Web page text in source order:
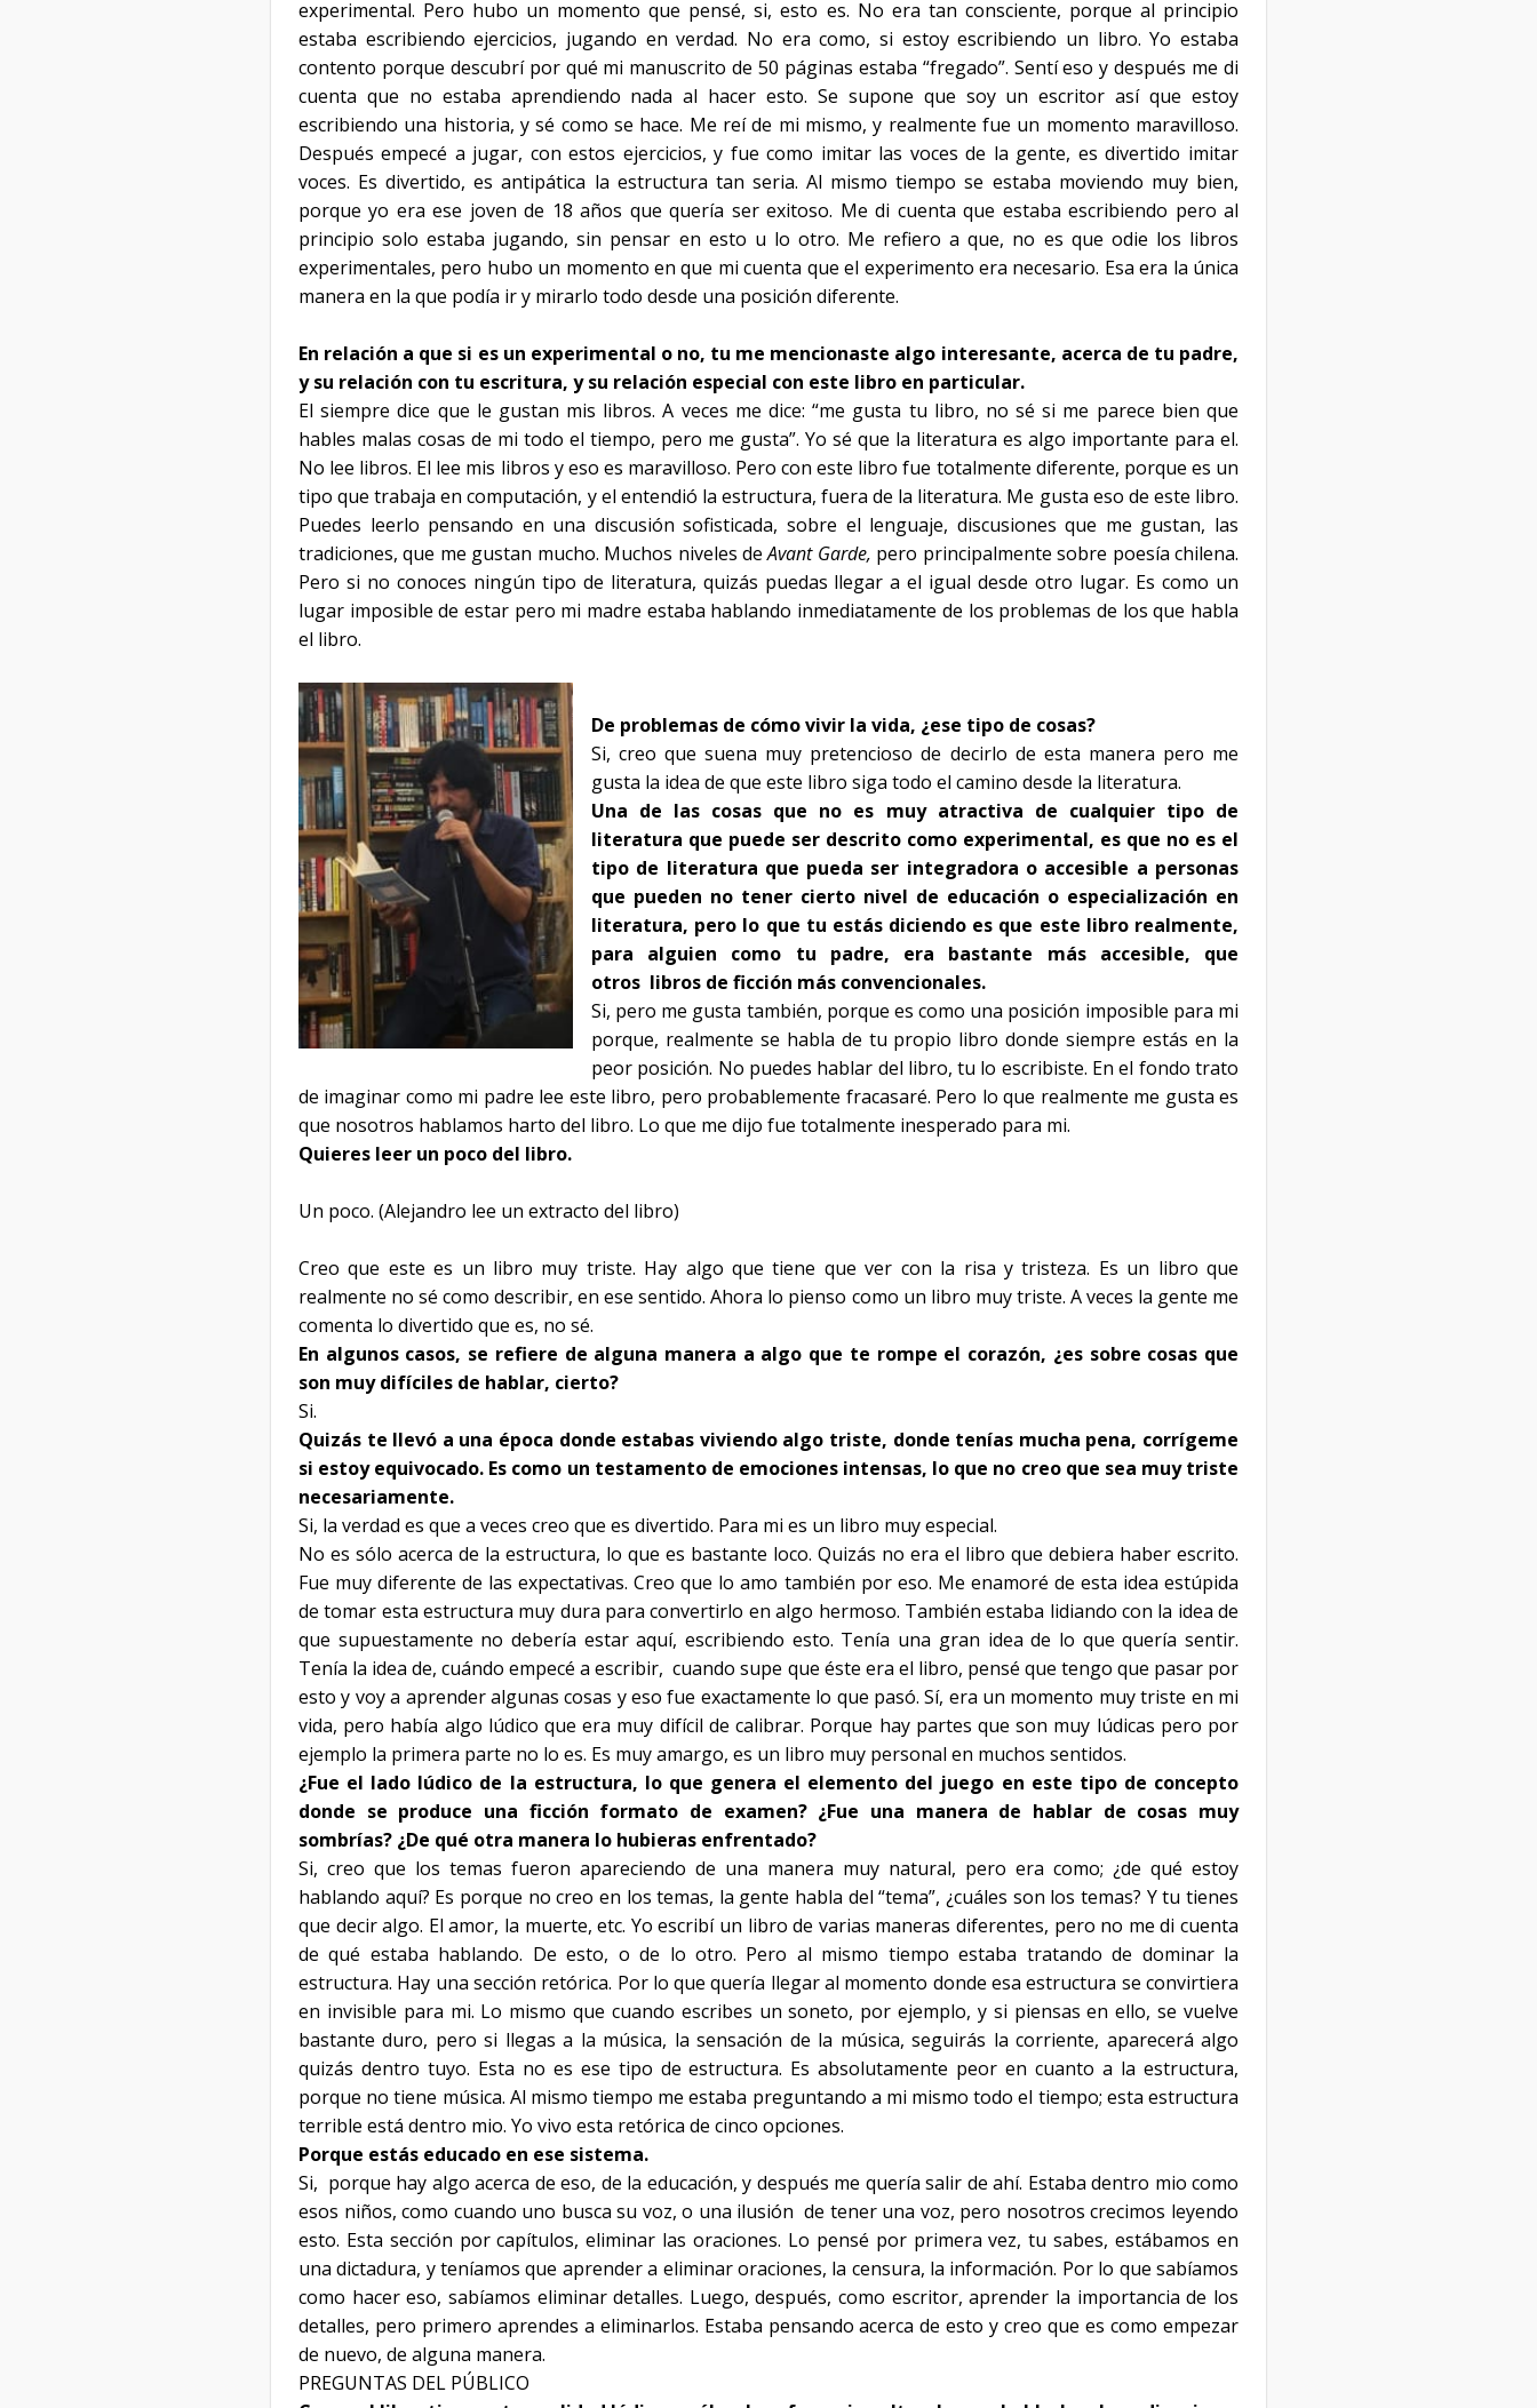
experimental. Pero hubo un momento que pensé, si, esto es. No era tan consciente, porque al principio
estaba escribiendo ejercicios, jugando en verdad. No era como, si estoy escribiendo un libro. Yo estaba
contento porque descubrí por qué mi manuscrito de 50 páginas estaba “fregado”. Sentí eso y después me di
cuenta que no estaba aprendiendo nada al hacer esto. Se supone que soy un escritor así que estoy
escribiendo una historia, y sé como se hace. Me reí de mi mismo, y realmente fue un momento maravilloso.
Después empecé a jugar, con estos ejercicios, y fue como imitar las voces de la gente, es divertido imitar
voces. Es divertido, es antipática la estructura tan seria. Al mismo tiempo se estaba moviendo muy bien,
porque yo era ese joven de 18 años que quería ser exitoso. Me di cuenta que estaba escribiendo pero al
principio solo estaba jugando, sin pensar en esto u lo otro. Me refiero a que, no es que odie los libros
experimentales, pero hubo un momento en que mi cuenta que el experimento era necesario. Esa era la única
manera en la que podía ir y mirarlo todo desde una posición diferente.
En relación a que si es un experimental o no, tu me mencionaste algo interesante, acerca de tu padre,
y su relación con tu escritura, y su relación especial con este libro en particular.
El siempre dice que le gustan mis libros. A veces me dice: “me gusta tu libro, no sé si me parece bien que
hables malas cosas de mi todo el tiempo, pero me gusta”. Yo sé que la literatura es algo importante para el.
No lee libros. El lee mis libros y eso es maravilloso. Pero con este libro fue totalmente diferente, porque es un
tipo que trabaja en computación, y el entendió la estructura, fuera de la literatura. Me gusta eso de este libro.
Puedes leerlo pensando en una discusión sofisticada, sobre el lenguaje, discusiones que me gustan, las
tradiciones, que me gustan mucho. Muchos niveles deAvant Garde, pero principalmente sobre poesía chilena.
Pero si no conoces ningún tipo de literatura, quizás puedas llegar a el igual desde otro lugar. Es como un
lugar imposible de estar pero mi madre estaba hablando inmediatamente de los problemas de los que habla
el libro.
De problemas de cómo vivir la vida, ¿ese tipo de cosas?
Si, creo que suena muy pretencioso de decirlo de esta manera pero me
gusta la idea de que este libro siga todo el camino desde la literatura.
Una de las cosas que no es muy atractiva de cualquier tipo de
literatura que puede ser descrito como experimental, es que no es el
tipo de literatura que pueda ser integradora o accesible a personas
que pueden no tener cierto nivel de educación o especialización en
literatura, pero lo que tu estás diciendo es que este libro realmente,
para alguien como tu padre, era bastante más accesible, que
otros libros de ficción más convencionales.
Si, pero me gusta también, porque es como una posición imposible para mi
porque, realmente se habla de tu propio libro donde siempre estás en la
peor posición. No puedes hablar del libro, tu lo escribiste. En el fondo trato
de imaginar como mi padre lee este libro, pero probablemente fracasaré. Pero lo que realmente me gusta es
que nosotros hablamos harto del libro. Lo que me dijo fue totalmente inesperado para mi.
Quieres leer un poco del libro.
Un poco. (Alejandro lee un extracto del libro)
Creo que este es un libro muy triste. Hay algo que tiene que ver con la risa y tristeza. Es un libro que
realmente no sé como describir, en ese sentido. Ahora lo pienso como un libro muy triste. A veces la gente me
comenta lo divertido que es, no sé.
En algunos casos, se refiere de alguna manera a algo que te rompe el corazón, ¿es sobre cosas que
son muy difíciles de hablar, cierto?
Si.
Quizás te llevó a una época donde estabas viviendo algo triste, donde tenías mucha pena, corrígeme
si estoy equivocado. Es como un testamento de emociones intensas, lo que no creo que sea muy triste
necesariamente.
Si, la verdad es que a veces creo que es divertido. Para mi es un libro muy especial.
No es sólo acerca de la estructura, lo que es bastante loco. Quizás no era el libro que debiera haber escrito.
Fue muy diferente de las expectativas. Creo que lo amo también por eso. Me enamoré de esta idea estúpida
de tomar esta estructura muy dura para convertirlo en algo hermoso. También estaba lidiando con la idea de
que supuestamente no debería estar aquí, escribiendo esto. Tenía una gran idea de lo que quería sentir.
Tenía la idea de, cuándo empecé a escribir, cuando supe que éste era el libro, pensé que tengo que pasar por
esto y voy a aprender algunas cosas y eso fue exactamente lo que pasó. Sí, era un momento muy triste en mi
vida, pero había algo lúdico que era muy difícil de calibrar. Porque hay partes que son muy lúdicas pero por
ejemplo la primera parte no lo es. Es muy amargo, es un libro muy personal en muchos sentidos.
¿Fue el lado lúdico de la estructura, lo que genera el elemento del juego en este tipo de concepto
donde se produce una ficción formato de examen? ¿Fue una manera de hablar de cosas muy
sombrías? ¿De qué otra manera lo hubieras enfrentado?
Si, creo que los temas fueron apareciendo de una manera muy natural, pero era como; ¿de qué estoy
hablando aquí? Es porque no creo en los temas, la gente habla del “tema”, ¿cuáles son los temas? Y tu tienes
que decir algo. El amor, la muerte, etc. Yo escribí un libro de varias maneras diferentes, pero no me di cuenta
de qué estaba hablando. De esto, o de lo otro. Pero al mismo tiempo estaba tratando de dominar la
estructura. Hay una sección retórica. Por lo que quería llegar al momento donde esa estructura se convirtiera
en invisible para mi. Lo mismo que cuando escribes un soneto, por ejemplo, y si piensas en ello, se vuelve
bastante duro, pero si llegas a la música, la sensación de la música, seguirás la corriente, aparecerá algo
quizás dentro tuyo. Esta no es ese tipo de estructura. Es absolutamente peor en cuanto a la estructura,
porque no tiene música. Al mismo tiempo me estaba preguntando a mi mismo todo el tiempo; esta estructura
terrible está dentro mio. Yo vivo esta retórica de cinco opciones.
Porque estás educado en ese sistema.
Si, porque hay algo acerca de eso, de la educación, y después me quería salir de ahí. Estaba dentro mio como
esos niños, como cuando uno busca su voz, o una ilusión de tener una voz, pero nosotros crecimos leyendo
esto. Esta sección por capítulos, eliminar las oraciones. Lo pensé por primera vez, tu sabes, estábamos en
una dictadura, y teníamos que aprender a eliminar oraciones, la censura, la información. Por lo que sabíamos
como hacer eso, sabíamos eliminar detalles. Luego, después, como escritor, aprender la importancia de los
detalles, pero primero aprendes a eliminarlos. Estaba pensando acerca de esto y creo que es como empezar
de nuevo, de alguna manera.
PREGUNTAS DEL PÚBLICO